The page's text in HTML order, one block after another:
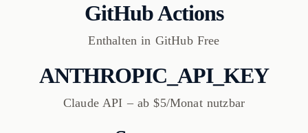
GitHub Actions
Enthalten in GitHub Free
ANTHROPIC_API_KEY
Claude API – ab $5/Monat nutzbar